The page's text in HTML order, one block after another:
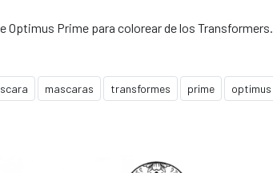
Optimus Prime para colorear de los Transformers.
mascaras transformes prime optimus